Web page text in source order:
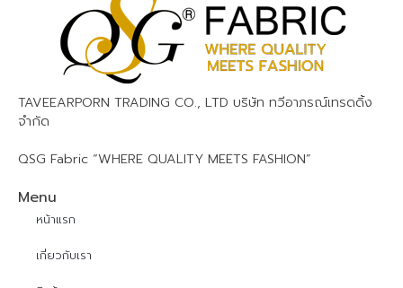
TAVEEARPORN TRADING CO., LTD บริษัท ทวีอาภรณ์เทรดดิ้ง
จำกัด
QSG Fabric “WHERE QUALITY MEETS FASHION”
Menu
หน้าแรก
เกี่ยวกับเรา